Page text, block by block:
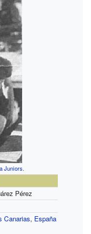
Juniors.
Pérez
Canarias, España